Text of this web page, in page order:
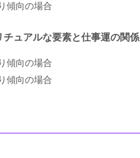
傾向の場合
ュアルな要素と仕事運の関係
傾向の場合
傾向の場合